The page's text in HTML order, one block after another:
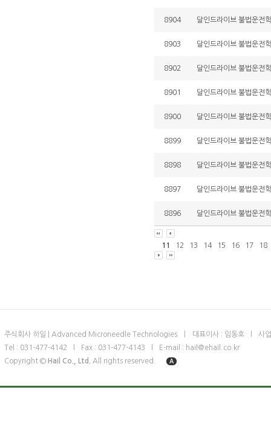
8904 달인드라이브 불법운전
8903 달인드라이브 불법운전
8902 달인드라이브 불법운전
8901 달인드라이브 불법운전
8900 달인드라이브 불법운전
8899 달인드라이브 불법운전
8898 달인드라이브 불법운전
8897 달인드라이브 불법운전
8896 달인드라이브 불법운전
11 12 13 14 15 16 17 18
주식회사 하일 | Advanced Microneedle Technologies 대표이사 : 임동호
사
Tel : 031-477-4142
Fax : 031-477-4143
E-mail : hail@ehail.co.kr
Copyright © Hail Co., Ltd. All rights reserved. A